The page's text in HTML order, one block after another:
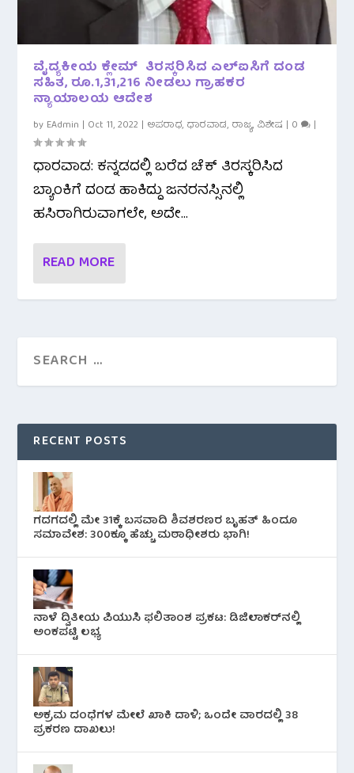
ವೈದ್ಯಕೀಯ ಕ್ಲೇಮ್ ತಿರಸ್ಕರಿಸಿದ ಎಲ್ಐಸಿಗೆ ದಂಡ
ಸಹಿತ, ರೂ.1,31,216 ನೀಡಲು ಗ್ರಾಹಕರ
ನ್ಯಾಯಾಲಯ ಆದೇಶ
by EAdmin | Oct 11, 2022 | ಅಪರಾಧ, ಧಾರವಾಡ, ರಾಜ್ಯ, ವಿಶೇಷ | 0 |
ಧಾರವಾಡ: ಕನ್ನಡದಲ್ಲಿ ಬರೆದ ಚೆಕ್ ತಿರಸ್ಕರಿಸಿದ
ಬ್ಯಾಂಕಿಗೆ ದಂಡ ಹಾಕಿದ್ದು ಜನರನಸ್ಸಿನಲ್ಲಿ
ಹಸಿರಾಗಿರುವಾಗಲೇ, ಅದೇ...
READ MORE
RECENT POSTS
ಗದಗದಲ್ಲಿ ಮೇ 31ಕ್ಕೆ ಬಸವಾದಿ ಶಿವಶರಣರ ಬೃಹತ್ ಹಿಂದೂ
ಸಮಾವೇಶ: 300ಕ್ಕೂ ಹೆಚ್ಚು ಮಠಾಧೀಶರು ಭಾಗಿ!
ನಾಳೆ ದ್ವಿತೀಯ ಪಿಯುಸಿ ಫಲಿತಾಂಶ ಪ್ರಕಟ: ಡಿಜಿಲಾಕರ್‌ನಲ್ಲಿ
ಅಂಕಪಟ್ಟಿ ಲಭ್ಯ
ಅಕ್ರಮ ದಂಧೆಗಳ ಮೇಲೆ ಖಾಕಿ ದಾಳಿ; ಒಂದೇ ವಾರದಲ್ಲಿ 38
ಪ್ರಕರಣ ದಾಖಲು!